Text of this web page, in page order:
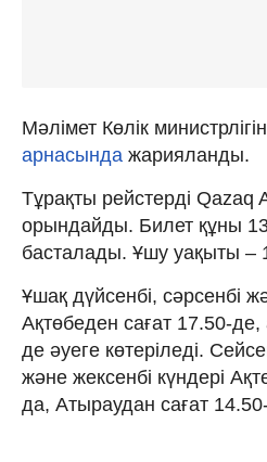
Мәлімет Көлік
арнасында жарияланды.
Тұрақты рейстерді Qazaq
орындайды. Билет құны
басталады. Ұшу уақыты –
Ұшақ дүйсенбі, сәрсенбі
Ақтөбеден сағат 17.50-
де әуеге көтеріледі.
және жексенбі күндері
да, Атыраудан сағат